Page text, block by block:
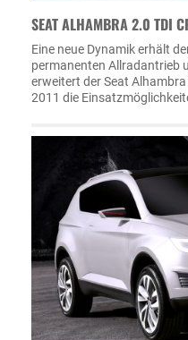
SEAT ALHAMBRA 2.0 TDI
Eine neue Dynamik erhält
permanenten Allradantrieb
erweitert der Seat
2011 die